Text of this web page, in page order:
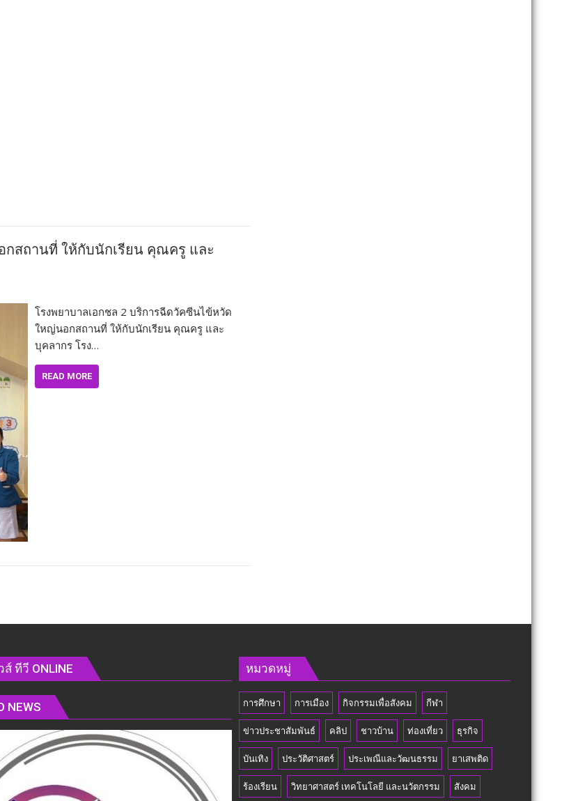
สถานที่ ให้กับนักเรียน คุณครู และ
โรงพยาบาลเอกชล 2 บริการฉีดวัคซีนไข้หวัด
ใหญ่นอกสถานที่ ให้กับนักเรียน คุณครู และ
บุคลากร โรง…
READ MORE
ทีวี ONLINE
NEWS
หมวดหมู่
การศึกษา การเมือง กิจกรรมเพื่อสังคม กีฬา
ข่าวประชาสัมพันธ์ คลิป ชาวบ้าน ท่องเที่ยว ธุรกิจ
บันเทิง ประวัติศาสตร์ ประเพณีและวัฒนธรรม ยาเสพติด
ร้องเรียน วิทยาศาสตร์ เทคโนโลยี และนวัตกรรม สังคม